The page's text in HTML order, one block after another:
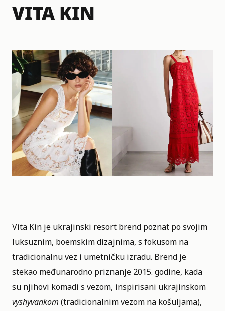
VITA KIN
Vita Kin je ukrajinski resort brend poznat po svojim
luksuznim, boemskim dizajnima, s fokusom na
tradicionalnu vez i umetničku izradu. Brend je
stekao međunarodno priznanje 2015. godine, kada
su njihovi komadi s vezom, inspirisani ukrajinskom
vyshyvankom (tradicionalnim vezom na košuljama),